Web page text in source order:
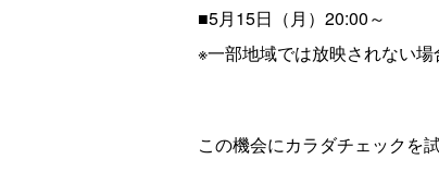
■5月15日（月）20:00～
※一部地域では放映されない
この機会にカラダチェックを